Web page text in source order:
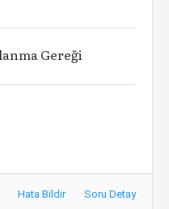
Gereği
Hata Bildir Soru Detay